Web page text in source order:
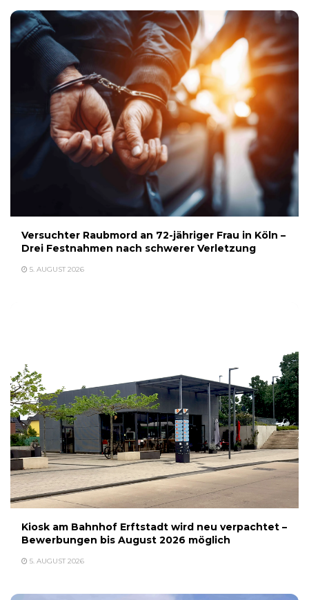
Versuchter Raubmord an 72-jähriger Frau in Köln –
Drei Festnahmen nach schwerer Verletzung
5. AUGUST 2026
Kiosk am Bahnhof Erftstadt wird neu verpachtet –
Bewerbungen bis August 2026 möglich
5. AUGUST 2026